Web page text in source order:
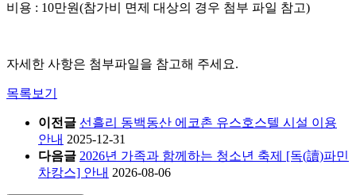
비용 : 10만원(참가비 면제 대상의 경우 첨부 파일 참고)
자세한 사항은 첨부파일을 참고해 주세요.
목록보기
이전글 선흘리 동백동산 에코촌 유스호스텔 시설 이용
안내 2025-12-31
다음글 2026년 가족과 함께하는 청소년 축제 [독(讀)파민
차캉스] 안내 2026-08-06